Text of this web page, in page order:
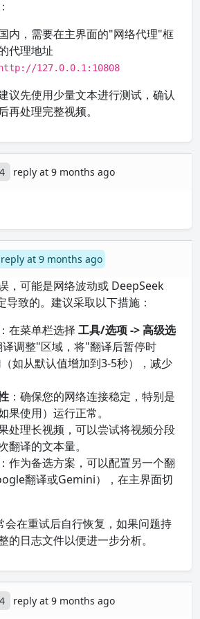
：
内，需要在主界面的"网络代理"框
代理地址
http://127.0.0.1:10808
议先使用少量文本进行测试，确认
再处理完整视频。
reply at 9 months ago
reply at 9 months ago
，可能是网络波动或 DeepSeek
导致的。建议采取以下措施：
：在菜单栏选择 工具/选项 -> 高级选
译调整"区域，将"翻译后暂停时
如从默认值增加到3-5秒），减少
：确保您的网络连接稳定，特别是
果使用）运行正常。
处理长视频，可以尝试将视频分段
翻译的文本量。
：作为备选方案，可以配置另一个翻
翻译或Gemini），在主界面切
会在重试后自行恢复，如果问题持
的日志文件以便进一步分析。
reply at 9 months ago